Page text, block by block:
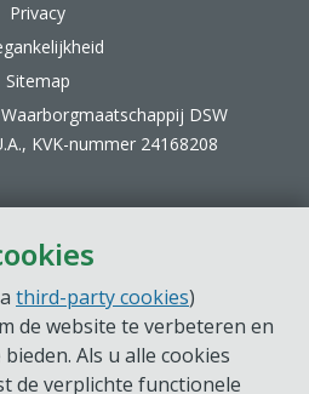
third-party cookies)
de website te verbeteren en
Als u alle cookies
de verplichte functionele
Privacy
Sitemap
DSW
KVK-nummer 24168208